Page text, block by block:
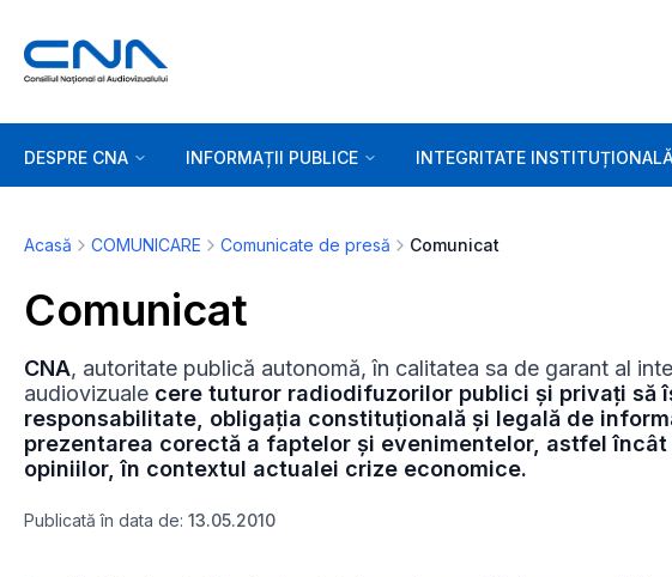
DESPRE CNA INFORMAȚII PUBLICE INTEGRITATE INSTITUȚIONALĂ
Acasă COMUNICARE Comunicate de presă Comunicat
Comunicat
CNA, autoritate publică autonomă, în calitatea sa de garant al
audiovizuale cere tuturor radiodifuzorilor publici și privați să
responsabilitate, obligația constituțională și legală de
prezentarea corectă a faptelor și evenimentelor, astfel
opiniilor, în contextul actualei crize economice.
Publicată în data de: 13.05.2010